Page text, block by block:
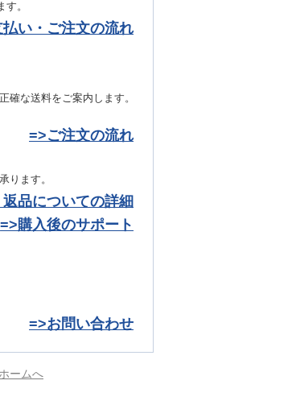
。
い・ご注文の流れ
確な送料をご案内します。
=>ご注文の流れ
ります。
品についての詳細
=>購入後のサポート
=>お問い合わせ
ホームへ